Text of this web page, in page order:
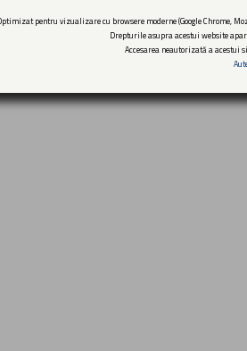
pentru vizualizare cu browsere moderne (Google Chrome,
Drepturile asupra acestui website
Accesarea neautorizată a acestui